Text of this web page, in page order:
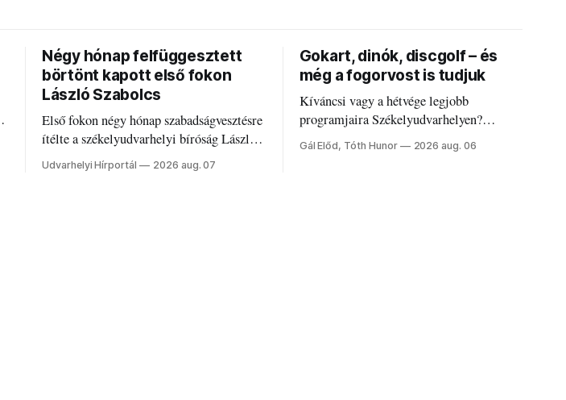
Négy hónap felfüggesztett
börtönt kapott első fokon
László Szabolcs
Első fokon négy hónap szabadságvesztésre
ítélte a székelyudvarhelyi bíróság László
Szabolcsot.
Udvarhelyi Hírportál 2026 aug. 07
Gokart, dinók, discgolf – és
még a fogorvost is tudjuk
Kíváncsi vagy a hétvége legjobb
programjaira Székelyudvarhelyen?
Nálunk megtalálod őket – sőt, ha baj van a
fogaddal, a fogorvosi ügyeletet is!
Gál Előd, Tóth Hunor 2026 aug. 06